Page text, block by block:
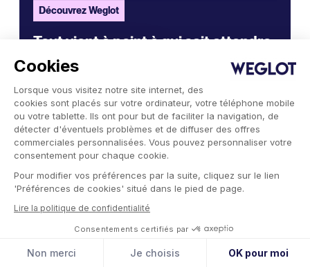
Cookies
Lorsque vous visitez notre site internet, des
cookies sont placés sur votre ordinateur, votre téléphone mobile
ou votre tablette. Ils ont pour but de faciliter la navigation, de
détecter d'éventuels problèmes et de diffuser des offres
commerciales personnalisées. Vous pouvez personnaliser votre
consentement pour chaque cookie.
Pour modifier vos préférences par la suite, cliquez sur le lien
'Préférences de cookies' situé dans le pied de page.
Lire la politique de confidentialité
Consentements certifiés par
Non merci Je choisis OK pour moi
Découvrez Weglot
Tout vient à point à qui sait attendre.
Sauf le trafic international.
Nous mettons en ligne vos premières versions
traduites. Vous décidez jusqu'où vous voulez aller.
Essayez Weglot gratuitement dès aujourd'hui.
Traduire mon site web